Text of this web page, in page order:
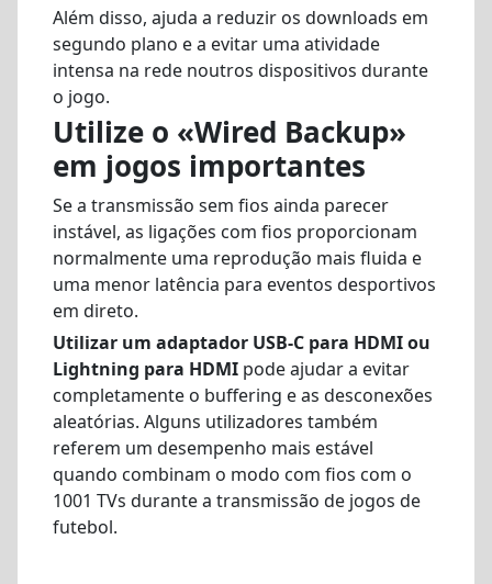
Além disso, ajuda a reduzir os downloads em
segundo plano e a evitar uma atividade
intensa na rede noutros dispositivos durante
o jogo.
Utilize o «Wired Backup»
em jogos importantes
Se a transmissão sem fios ainda parecer
instável, as ligações com fios proporcionam
normalmente uma reprodução mais fluida e
uma menor latência para eventos desportivos
em direto.
Utilizar um adaptador USB-C para HDMI ou
Lightning para HDMI pode ajudar a evitar
completamente o buffering e as desconexões
aleatórias. Alguns utilizadores também
referem um desempenho mais estável
quando combinam o modo com fios com o
1001 TVs durante a transmissão de jogos de
futebol.